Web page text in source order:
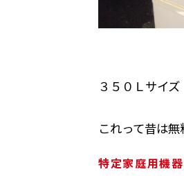
３５０Ｌサイ
これって昔は
特定家庭用機